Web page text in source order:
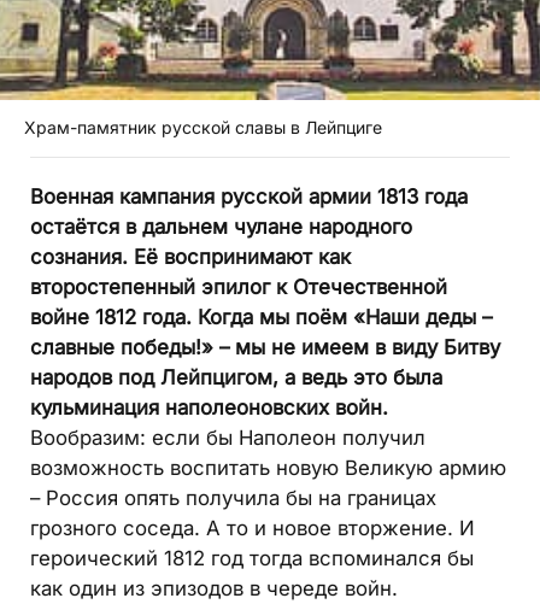
Храм-памятник русской славы в Лейпциге
Военная кампания русской армии 1813 года
остаётся в дальнем чулане народного
сознания. Её воспринимают как
второстепенный эпилог к Отечественной
войне 1812 года. Когда мы поём «Наши деды –
славные победы!» – мы не имеем в виду Битву
народов под Лейпцигом, а ведь это была
кульминация наполеоновских войн.
Вообразим: если бы Наполеон получил
возможность воспитать новую Великую армию
– Россия опять получила бы на границах
грозного соседа. А то и новое вторжение. И
героический 1812 год тогда вспоминался бы
как один из эпизодов в череде войн.